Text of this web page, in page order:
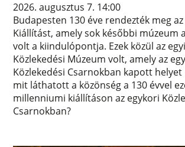
2026. augusztus 7. 14:00
Budapesten 130 éve rendezték meg az
Kiállítást, amely sok későbbi múzeum
volt a kiindulópontja. Ezek közül az
Közlekedési Múzeum volt, amely az
Közlekedési Csarnokban kapott helyet
mit láthatott a közönség a 130 évvel
millenniumi kiállításon az egykori
Csarnokban?